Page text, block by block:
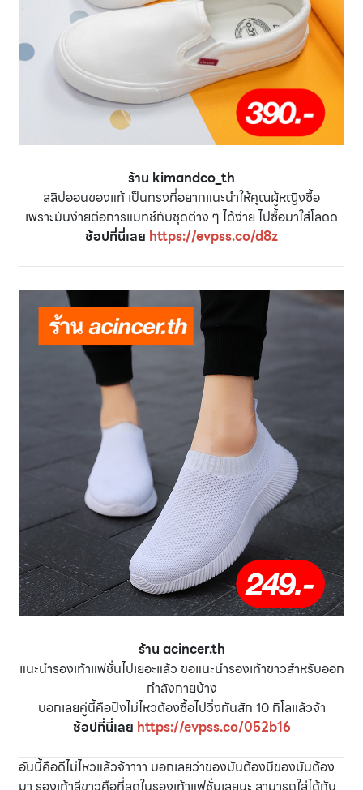
ร้าน kimandco_th
สลิปออนของแท้ เป็นทรงที่อยากแนะนำให้คุณผู้หญิงซื้อ
เพราะมันง่ายต่อการแมทช์กับชุดต่าง ๆ ได้ง่าย ไปซื้อมาใส่โลดด
ช้อปที่นี่เลย https://evpss.co/d8z
ร้าน acincer.th
แนะนำรองเท้าแฟชั่นไปเยอะแล้ว ขอแนะนำรองเท้าขาวสำหรับออก
กำลังกายบ้าง
บอกเลยคู่นี้คือปังไม่ไหวต้องซื้อไปวิ่งกันสัก 10 กิโลแล้วจ้า
ช้อปที่นี่เลย https://evpss.co/052b16
อันนี้คือดีไม่ไหวแล้วจ้าาาา บอกเลยว่าของมันต้องมีของมันต้อง